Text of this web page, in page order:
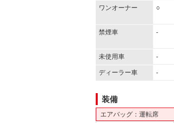
ワンオーナー ○
禁煙車 -
未使用車 -
ディーラー車 -
装備
エアバッグ：運転席